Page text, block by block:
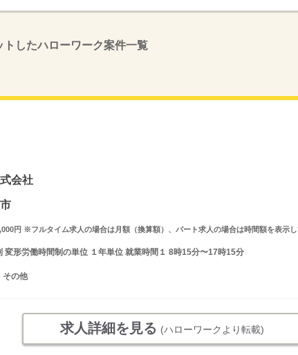
トしたハローワーク案件一覧
会社
円 ※フルタイム求人の場合は月額（換算額）、パート求人の場合は時間額を表示し
変形労働時間制の単位 １年単位 就業時間１ 8時15分〜17時15分
その他
求人詳細を見る (ハローワークより転載)